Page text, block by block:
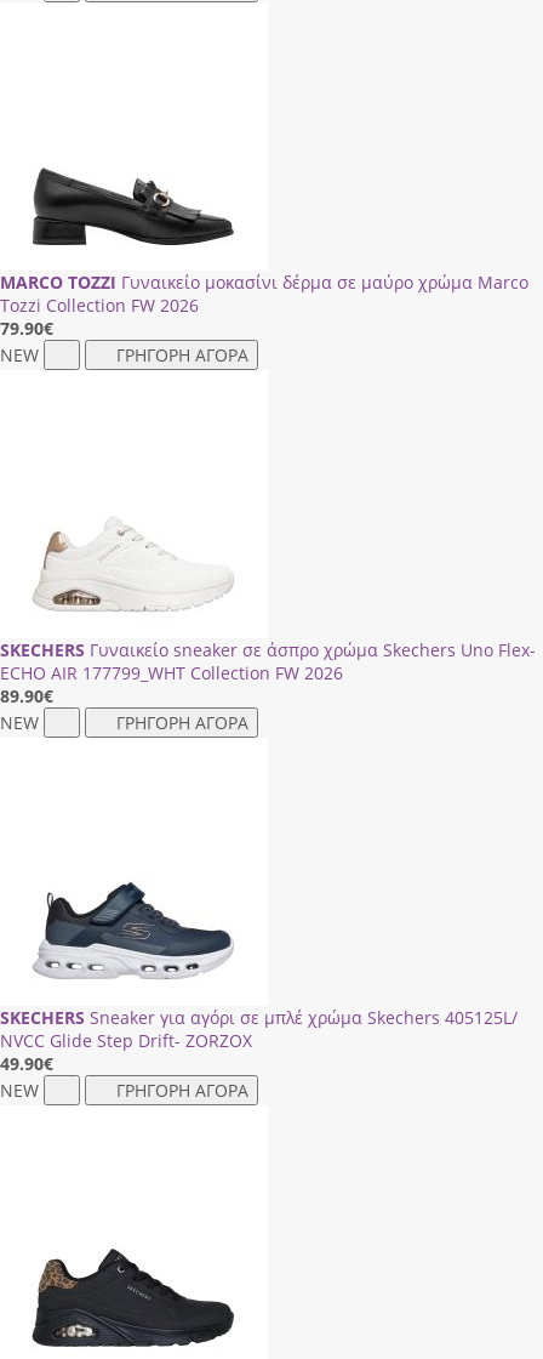
MARCO TOZZI Γυναικείο μοκασίνι δέρμα σε μαύρο χρώμα Marco
Tozzi Collection FW 2026
79.90€
NEW
ΓΡΗΓΟΡΗ ΑΓΟΡΑ
SKECHERS Γυναικείο sneaker σε άσπρο χρώμα Skechers Uno Flex-
ECHO AIR 177799_WΗΤ Collection FW 2026
89.90€
NEW
ΓΡΗΓΟΡΗ ΑΓΟΡΑ
SKECHERS Sneaker για αγόρι σε μπλέ χρώμα Skechers 405125L/
ΝVCC Glide Step Drift- ZORZOX
49.90€
NEW
ΓΡΗΓΟΡΗ ΑΓΟΡΑ